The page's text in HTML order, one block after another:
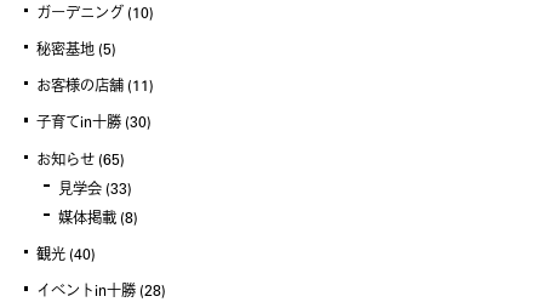
ガーデニング (10)
秘密基地 (5)
お客様の店舗 (11)
子育てin十勝 (30)
お知らせ (65)
見学会 (33)
媒体掲載 (8)
観光 (40)
イベントin十勝 (28)